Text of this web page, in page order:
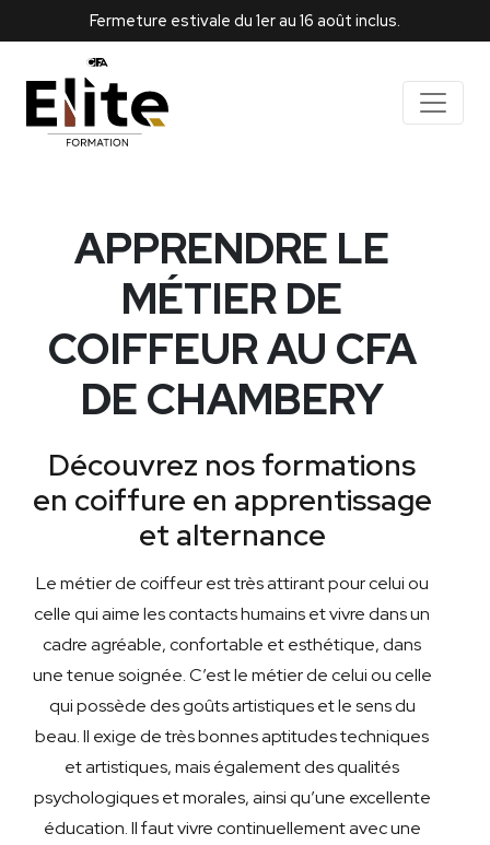
Fermeture estivale du 1er au 16 août inclus.
APPRENDRE LE
MÉTIER DE
COIFFEUR AU CFA
DE CHAMBERY
Découvrez nos formations
en coiffure en apprentissage
et alternance
Le métier de coiffeur est très attirant pour celui ou
celle qui aime les contacts humains et vivre dans un
cadre agréable, confortable et esthétique, dans
une tenue soignée.C’est le métier de celui ou celle
qui possède des goûts artistiques et le sens du
beau. Il exige de très bonnes aptitudes techniques
et artistiques, mais également des qualités
psychologiques et morales, ainsi qu’une excellente
éducation.Il faut vivre continuellement avec une